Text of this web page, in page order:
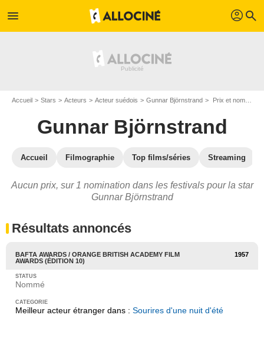
menu profil search
Accueil Stars Acteurs Acteur suédois Gunnar Björnstrand Prix et nominations de Gunnar Björnstrand
Gunnar Björnstrand
Accueil Filmographie Top films/séries Streaming
Aucun prix, sur 1 nomination dans les festivals pour la star
Gunnar Björnstrand
Résultats annoncés
BAFTA AWARDS / ORANGE BRITISH ACADEMY FILM
AWARDS (ÉDITION 10)
1957
Nommé
Meilleur acteur étranger dans : Sourires d'une nuit d'été